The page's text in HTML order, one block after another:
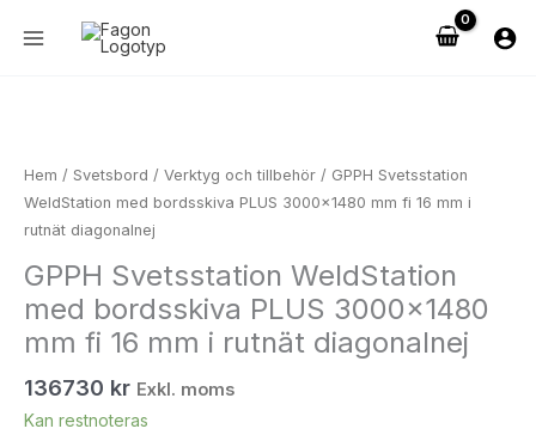
Hem / Svetsbord / Verktyg och tillbehör / GPPH Svetsstation
WeldStation med bordsskiva PLUS 3000×1480 mm fi 16 mm i
rutnät diagonalnej
GPPH Svetsstation WeldStation
med bordsskiva PLUS 3000×1480
mm fi 16 mm i rutnät diagonalnej
136730 kr Exkl. moms
Kan restnoteras
WeldStation
med
bordsskiva
3000x1480
mm
fi
mm
i
bordsskiva
PLUS
diagonalnej
mängd